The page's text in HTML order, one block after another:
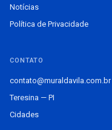
Notícias
Política de Privacidade
CONTATO
contato@muraldavila.com.br
Teresina — PI
Cidades